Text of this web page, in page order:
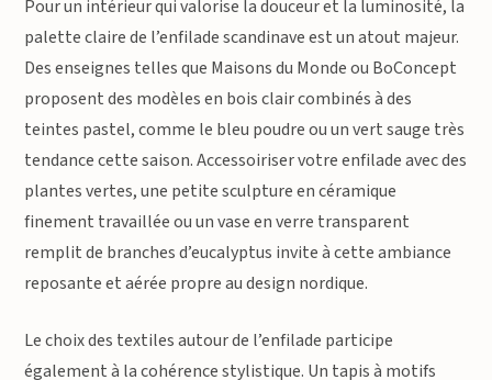
Pour un intérieur qui valorise la douceur et la luminosité, la
palette claire de l’enfilade scandinave est un atout majeur.
Des enseignes telles que Maisons du Monde ou BoConcept
proposent des modèles en bois clair combinés à des
teintes pastel, comme le bleu poudre ou un vert sauge très
tendance cette saison. Accessoiriser votre enfilade avec des
plantes vertes, une petite sculpture en céramique
finement travaillée ou un vase en verre transparent
remplit de branches d’eucalyptus invite à cette ambiance
reposante et aérée propre au design nordique.
Le choix des textiles autour de l’enfilade participe
également à la cohérence stylistique. Un tapis à motifs